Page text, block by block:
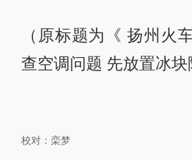
（原标题为《 扬州火
查空调问题 先放置冰块
校对： 栾梦